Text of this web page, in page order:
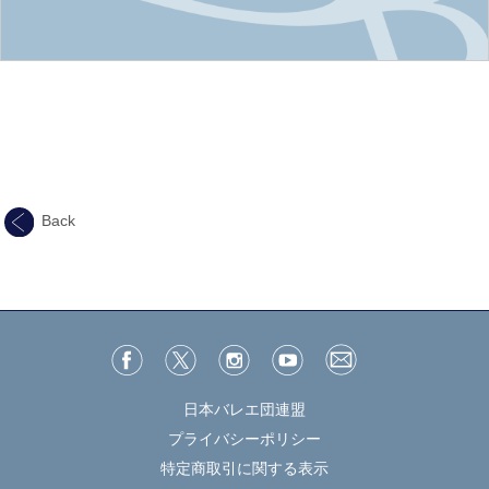
Back
日本バレエ団連盟
プライバシーポリシー
特定商取引に関する表示